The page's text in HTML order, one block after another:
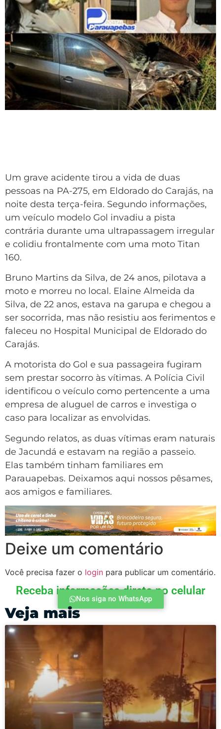
Um grave acidente tirou a vida de duas
pessoas na PA-275, em Eldorado do Carajás, na
noite desta terça-feira. Segundo informações,
um veículo modelo Gol invadiu a pista
contrária durante uma ultrapassagem irregular
e colidiu frontalmente com uma moto Titan
160.
Bruno Martins da Silva, de 24 anos, pilotava a
moto e morreu no local. Elaine Almeida da
Silva, de 22 anos, estava na garupa e chegou a
ser socorrida, mas não resistiu aos ferimentos e
faleceu no Hospital Municipal de Eldorado do
Carajás.
A motorista do Gol e sua passageira fugiram
sem prestar socorro às vítimas. A Polícia Civil
identificou o veículo como pertencente a uma
empresa de aluguel de carros e investiga o
caso para localizar as envolvidas.
Segundo relatos, as duas vítimas eram naturais
de Jacundá e estavam na região a passeio.
Elas também tinham familiares em
Parauapebas. Deixamos aqui nossos pêsames,
aos amigos e familiares.
Deixe um comentário
Você precisa fazer o login para publicar um comentário.
Receba informações direto no celular
Nos siga no WhatsApp
Veja mais